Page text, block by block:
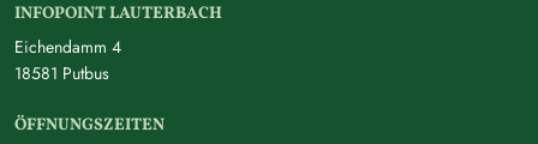
INFOPOINT LAUTERBACH
Eichendamm 4
18581 Putbus
ÖFFNUNGSZEITEN